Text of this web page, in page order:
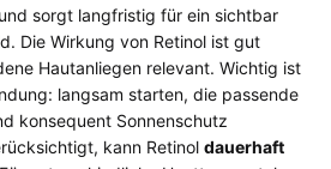
sorgt langfristig für ein sichtbar
Die Wirkung von Retinol ist gut
Hautanliegen relevant. Wichtig ist
langsam starten, die passende
konsequent Sonnenschutz
kann Retinol dauerhaft